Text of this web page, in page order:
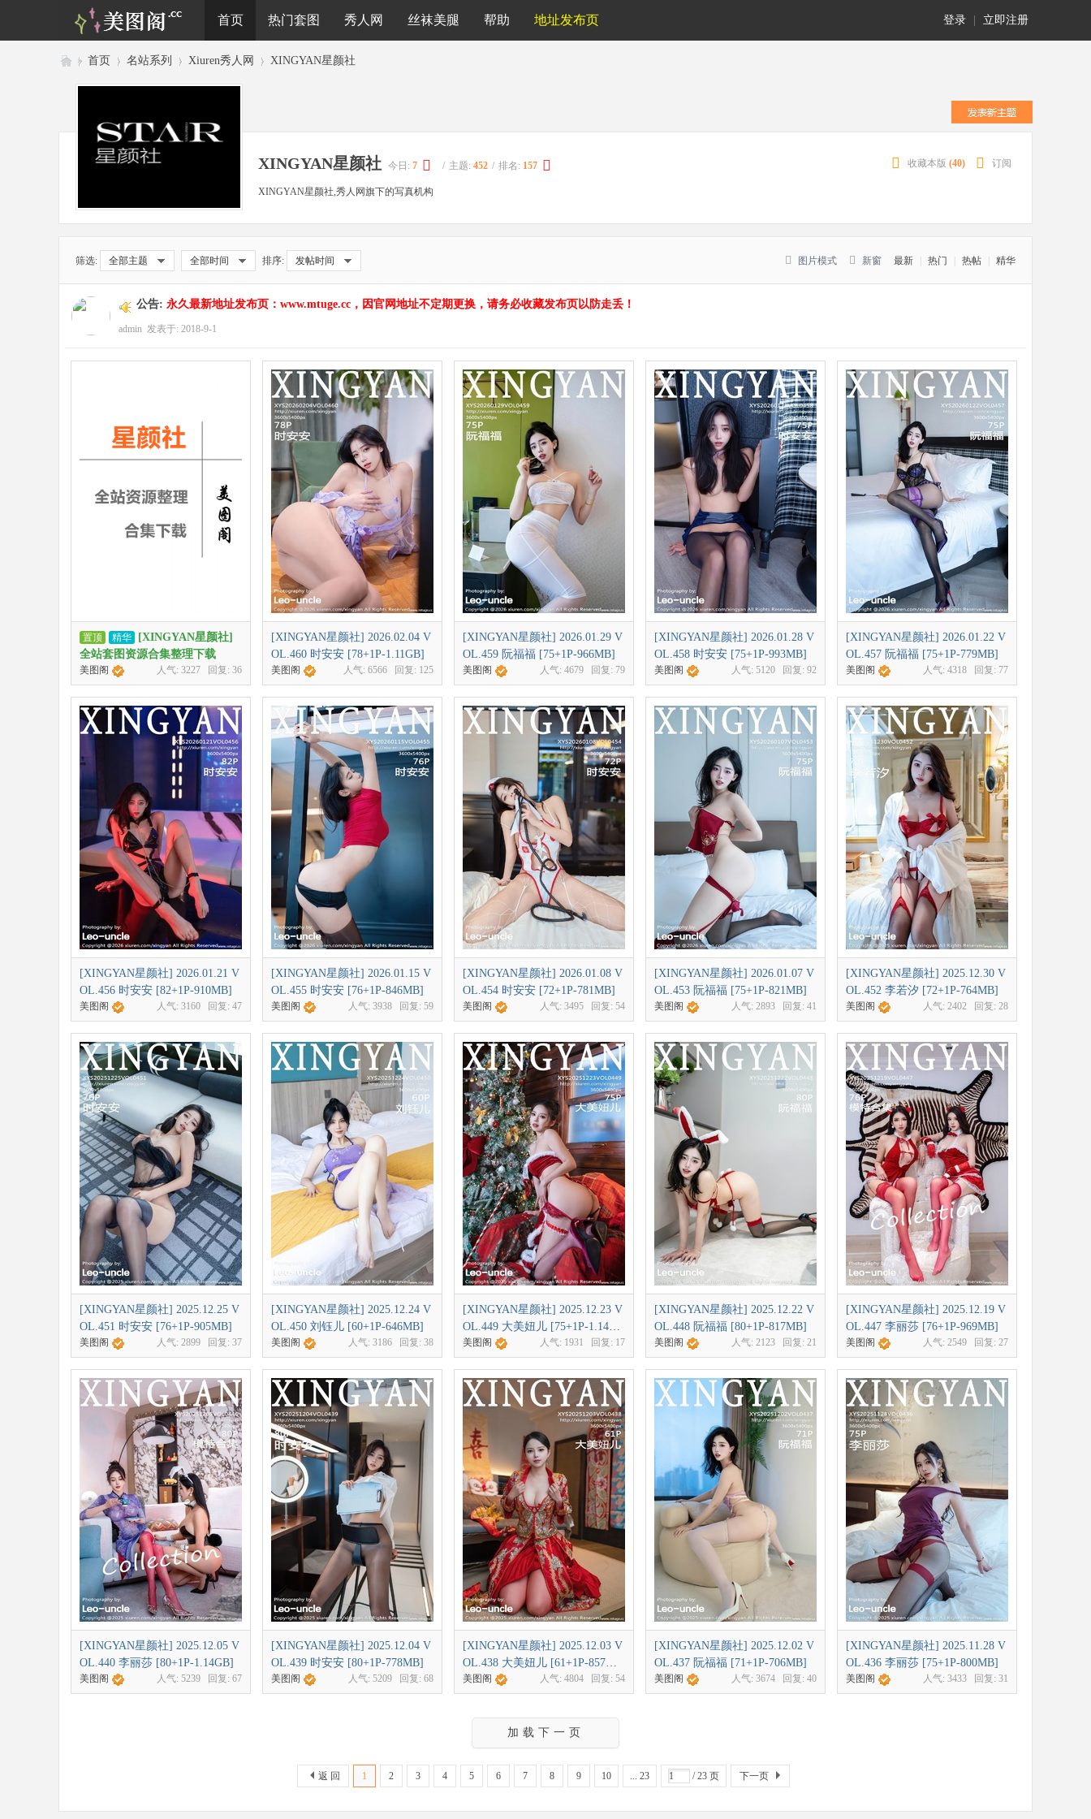
登录 立即注册
首页 热门套图 秀人网 丝袜美腿 帮助 地址发布页
阁
» 首页 › 名站系列 › Xiuren秀人网 › XINGYAN星颜社
收藏本版 (40) 订阅
XINGYAN星颜社 今日: 7 / 主题: 452 / 排名: 157
XINGYAN星颜社,秀人网旗下的写真机构
最新 热门 热帖 精华
新窗
图片模式
筛选: 全部主题 全部时间 排序: 发帖时间
公告: 永久最新地址发布页：www.mtuge.cc，因官网地址不定期更换，请务必收藏发布页以防走丢！
admin 发表于: 2018-9-1
置顶 精华
[XINGYAN星颜社]
全站套图资源合集整理下载
人气: 3227 回复: 36
美图阁
[XINGYAN星颜社] 2026.02.04 V
OL.460 时安安 [78+1P-1.11GB]
人气: 6566 回复: 125
美图阁
[XINGYAN星颜社] 2026.01.29 V
OL.459 阮福福 [75+1P-966MB]
人气: 4679 回复: 79
美图阁
[XINGYAN星颜社] 2026.01.28 V
OL.458 时安安 [75+1P-993MB]
人气: 5120 回复: 92
美图阁
[XINGYAN星颜社] 2026.01.22 V
OL.457 阮福福 [75+1P-779MB]
人气: 4318 回复: 77
美图阁
[XINGYAN星颜社] 2026.01.21 V
OL.456 时安安 [82+1P-910MB]
人气: 3160 回复: 47
美图阁
[XINGYAN星颜社] 2026.01.15 V
OL.455 时安安 [76+1P-846MB]
人气: 3938 回复: 59
美图阁
[XINGYAN星颜社] 2026.01.08 V
OL.454 时安安 [72+1P-781MB]
人气: 3495 回复: 54
美图阁
[XINGYAN星颜社] 2026.01.07 V
OL.453 阮福福 [75+1P-821MB]
人气: 2893 回复: 41
美图阁
[XINGYAN星颜社] 2025.12.30 V
OL.452 李若汐 [72+1P-764MB]
人气: 2402 回复: 28
美图阁
[XINGYAN星颜社] 2025.12.25 V
OL.451 时安安 [76+1P-905MB]
人气: 2899 回复: 37
美图阁
[XINGYAN星颜社] 2025.12.24 V
OL.450 刘钰儿 [60+1P-646MB]
人气: 3186 回复: 38
美图阁
[XINGYAN星颜社] 2025.12.23 V
OL.449 大美妞儿 [75+1P-1.14G
B]
人气: 1931 回复: 17
美图阁
[XINGYAN星颜社] 2025.12.22 V
OL.448 阮福福 [80+1P-817MB]
人气: 2123 回复: 21
美图阁
[XINGYAN星颜社] 2025.12.19 V
OL.447 李丽莎 [76+1P-969MB]
人气: 2549 回复: 27
美图阁
[XINGYAN星颜社] 2025.12.05 V
OL.440 李丽莎 [80+1P-1.14GB]
人气: 5239 回复: 67
美图阁
[XINGYAN星颜社] 2025.12.04 V
OL.439 时安安 [80+1P-778MB]
人气: 5209 回复: 68
美图阁
[XINGYAN星颜社] 2025.12.03 V
OL.438 大美妞儿 [61+1P-857M
B]
人气: 4804 回复: 54
美图阁
[XINGYAN星颜社] 2025.12.02 V
OL.437 阮福福 [71+1P-706MB]
人气: 3674 回复: 40
美图阁
[XINGYAN星颜社] 2025.11.28 V
OL.436 李丽莎 [75+1P-800MB]
人气: 3433 回复: 31
美图阁
加载下一页
返 回 1 2 3 4 5 6 7 8 9 10 ... 23 / 23 页 下一页